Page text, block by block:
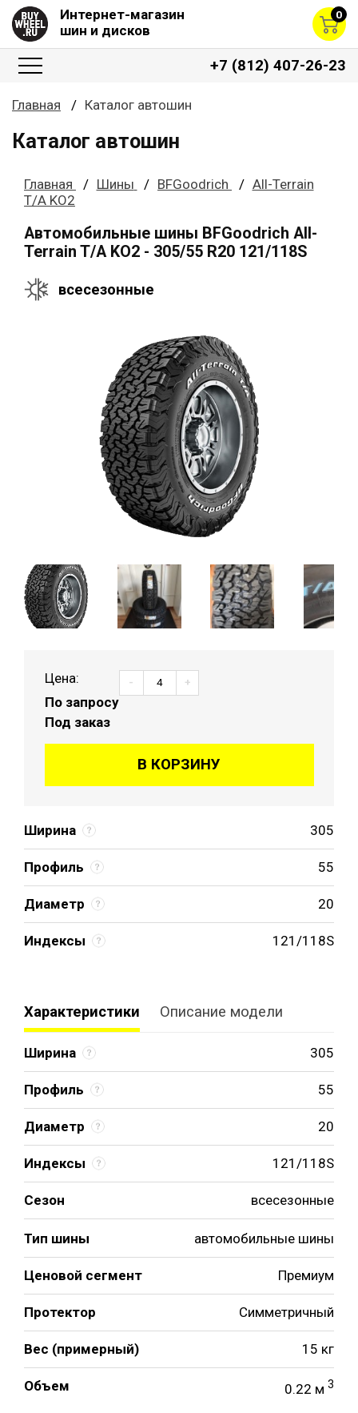
Интернет-магазин
шин и дисков
0
+7 (812) 407-26-23
Главная Каталог автошин
Каталог автошин
Главная Шины BFGoodrich
All-Terrain
T/A KO2
Автомобильные шины BFGoodrich All-
Terrain T/A KO2 - 305/55 R20 121/118S
всесезонные
Ширина 305
Профиль 55
Диаметр 20
Индексы 121/118S
Цена:
По запросу
Под заказ
- +
В КОРЗИНУ
Характеристики Описание модели
Ширина 305
Профиль 55
Диаметр 20
Индексы 121/118S
Сезон всесезонные
Тип шины автомобильные шины
Ценовой сегмент Премиум
Протектор Симметричный
Вес (примерный) 15 кг
Объем 0.22 м 3